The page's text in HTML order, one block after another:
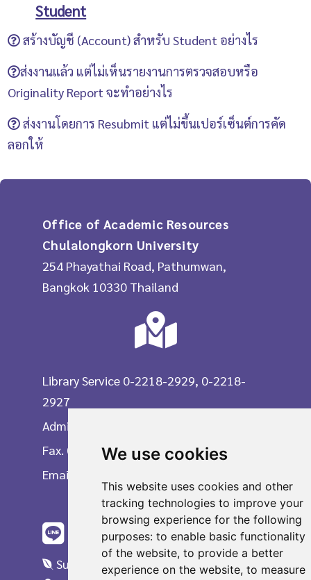
We use cookies
This website uses cookies and other
tracking technologies to improve your
browsing experience for the following
purposes:to enable basic functionality
of the website,to provide a better
experience on the website,to measure
ระบบจะให้ตอบคำถามกันลืมตามที่เคยระบุไว้
หากจำคำตอบไม่ได้สามารถเลือกที่
answerได้
ระบบจะส่งลิ้งค์สำหรับเปลี่ยนรหัสผ่านใหม่ไปให้
ที่อีเมลโดยต้องดำเนินการภายใน 24 ชั่วโมง
For Instructor who need to use Turnitin. Please send
the request and information by fill the request
form via https://forms.gle/kvJ2PW1Mx5n9xYue7
After admin add your email to system, the email
from Turnitin will be send to you in your Chula
mailbox. For create new account please follow the
step as is below
Instructor แก้เงื่อนไขของการบ้าน โดยคลิก More
actions ภายใต้ชื่อการบ้าน แล้วเลือกEdit settings
นั้นที่
Optional settings
Allow students to see
Originality Reportsให้เลือกYesแล้วคลิก Submit
ลบงานกรุณาแจ้งความประสงค์ที่จะลบงาน พร้อมทั้งส่ง
ข้อมูลของงาน คือ
Paper IDและ
ไปยังคุณปิย
ธิดา ห่อประทุม Email: piyathida.h@car.chula.ac.th
การลบงานที่ส่งตรวจไปแล้ว จะใช้เวลาดำเนินการ
ประมาณ 24 ชั่วโมง
Student
สร้างบัญชี (Account) สำหรับ Student อย่างไร
เริ่มต้นใช้งานโดยการ create account ของ
ตนเองด้วยอีเมล์จุฬาฯ
เลือกประเภทผู้ใช้เป็น "Student"
คู่มือการใช้ Turnitin ประเภท "Student"
For student who need to use Turnitin. Please
following this step as below.
Start using Turnitin by create your own
account with Chula email. (... @
Select user type as Student.
Need to know Class ID and Class enrollment
password from instructor or advisor for
Turnitin Manual for Student
ส่งงานแล้ว แต่ไม่เห็นรายงานการตรวจสอบหรือ
Originality Report จะทำอย่างไร
นิสิตไม่เห็น Originality Report (ภายใต้หัวข้อ
Similarity
ไม่อนุญาตให้นิสิตเห็น Originality Report ดังนั้นให้นิสิต
เห็น Originality Report ได้
ส่งงานโดยการ Resubmit แต่ไม่ขึ้นเปอร์เซ็นต์การคัด
ลอกให้
Office of Academic Resources
Chulalongkorn University
254 Phayathai Road, Pathumwan,
Bangkok 10330 Thailand
Library Service 0-2218-2929, 0-2218-
2927
Administrative Division 0-2218-2903
Fax. 0-2215-3617
Email
Suggestions